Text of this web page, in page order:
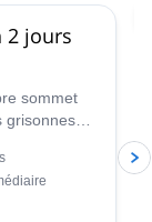
2 jours
sommet
grisonnes